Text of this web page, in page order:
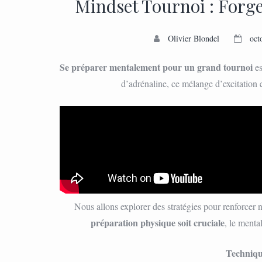
Mindset Tournoi :
Olivier Blondel
Se préparer mentalement pour un grand tournoi
d’adrénaline, ce mélange
Nous allons explorer des stratégies pour
préparation physique soit cruciale, le